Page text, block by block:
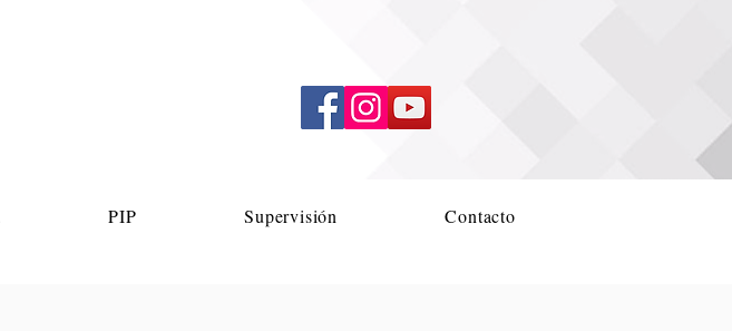
PIP Supervisión Contacto